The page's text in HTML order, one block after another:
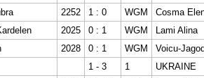
2252 1 : 0 WGM
Cosma
2025 0 : 1 WGM
Lami Alina
2028 0 : 1 WGM
Voicu-
1 - 3 1
UKRAINE